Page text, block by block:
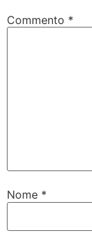
Commento *
Nome *